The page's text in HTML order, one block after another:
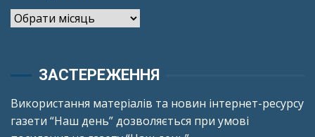
Архіви
ЗАСТЕРЕЖЕННЯ
Використання матеріалів та новин інтернет-ресурсу
газети “Наш день” дозволяється при умові